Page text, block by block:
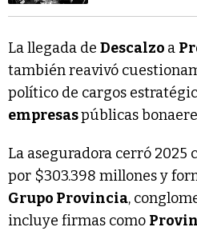
La llegada de Descalzo a
también reavivó
político de cargos
empresaspúblicas
La aseguradora cerró 2025
por $303.398 millones y
Grupo Provincia,
incluye firmas como